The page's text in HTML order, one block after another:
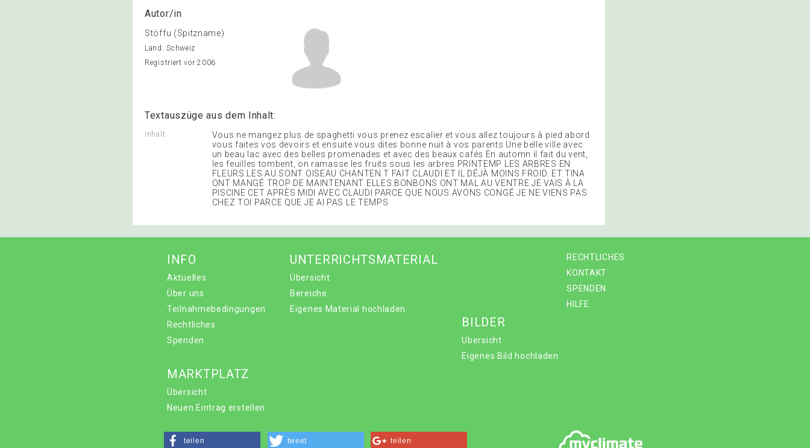
Autor/in
Stöffu (Spitzname)
Land: Schweiz
Registriert vor 2006
Textauszüge aus dem Inhalt:
Inhalt
Vous ne mangez plus de spaghetti vous prenez escalier et vous allez toujours à pied abord
vous faites vos devoirs et ensuite vous dites bonne nuit à vos parents Une belle ville avec
un beau lac avec des belles promenades et avec des beaux cafés En automn il fait du vent,
les feuilles tombent, on ramasse les fruits sous les arbres PRINTEMP LES ARBRES EN
FLEURS LES AU SONT OISEAU CHANTEN T FAIT CLAUDI ET IL DÉJÀ MOINS FROID. ET TINA
ONT MANGÉ TROP DE MAINTENANT ELLES BONBONS ONT MAL AU VENTRE JE VAIS À LA
PISCINE CET APRÈS MIDI AVEC CLAUDI PARCE QUE NOUS AVONS CONGÉ JE NE VIENS PAS
CHEZ TOI PARCE QUE JE AI PAS LE TEMPS
RECHTLICHES
KONTAKT
SPENDEN
HILFE
INFO
Aktuelles
Über uns
Teilnahmebedingungen
Rechtliches
Spenden
UNTERRICHTSMATERIAL
Übersicht
Bereiche
Eigenes Material hochladen
BILDER
Übersicht
Eigenes Bild hochladen
MARKTPLATZ
Übersicht
Neuen Eintrag erstellen
teilen tweet teilen